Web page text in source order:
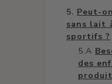
Peut-
sans lait
sportifs ?
des